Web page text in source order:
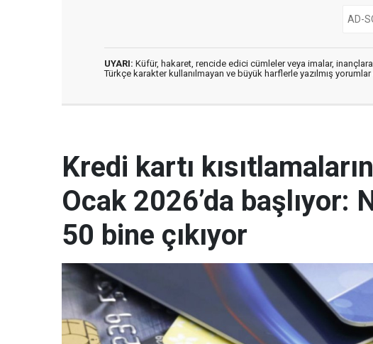
UYARI: Küfür, hakaret, rencide edici cümleler veya imalar, inançlara
Türkçe karakter kullanılmayan ve büyük harflerle yazılmış
Kredi kartı
Ocak 2026’da başlıyor:
50 bine çıkıyor